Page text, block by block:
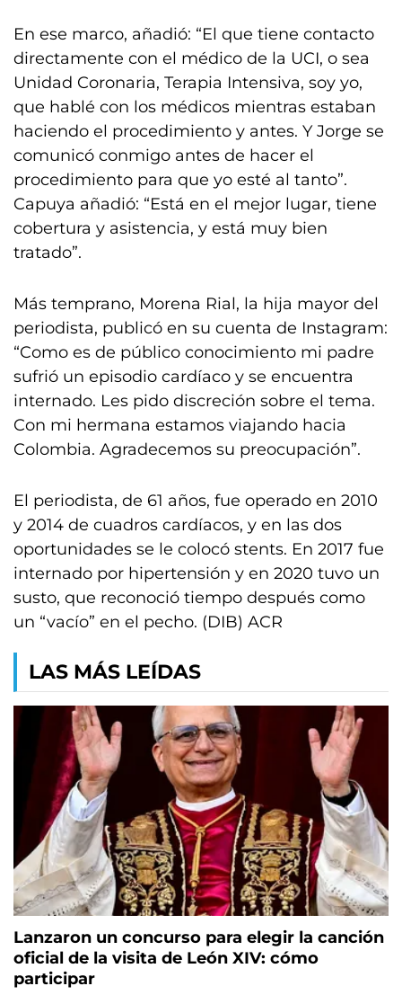
En ese marco, añadió: “El que tiene contacto
directamente con el médico de la UCI, o sea
Unidad Coronaria, Terapia Intensiva, soy yo,
que hablé con los médicos mientras estaban
haciendo el procedimiento y antes. Y Jorge se
comunicó conmigo antes de hacer el
procedimiento para que yo esté al tanto”.
Capuya añadió: “Está en el mejor lugar, tiene
cobertura y asistencia, y está muy bien
tratado”.
Más temprano, Morena Rial, la hija mayor del
periodista, publicó en su cuenta de Instagram:
“Como es de público conocimiento mi padre
sufrió un episodio cardíaco y se encuentra
internado. Les pido discreción sobre el tema.
Con mi hermana estamos viajando hacia
Colombia. Agradecemos su preocupación”.
El periodista, de 61 años, fue operado en 2010
y 2014 de cuadros cardíacos, y en las dos
oportunidades se le colocó stents. En 2017 fue
internado por hipertensión y en 2020 tuvo un
susto, que reconoció tiempo después como
un “vacío” en el pecho. (DIB) ACR
LAS MÁS LEÍDAS
Lanzaron un concurso para elegir la canción
oficial de la visita de León XIV: cómo
participar